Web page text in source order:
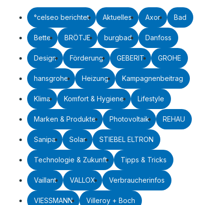
°celseo berichtet Aktuelles Axor Bad
Bette BRÖTJE burgbad Danfoss
Design Förderung GEBERIT GROHE
hansgrohe Heizung Kampagnenbeitrag
Klima Komfort & Hygiene Lifestyle
Marken & Produkte Photovoltaik REHAU
Sanipa Solar STIEBEL ELTRON
Technologie & Zukunft Tipps & Tricks
Vaillant VALLOX Verbraucherinfos
VIESSMANN Villeroy + Boch